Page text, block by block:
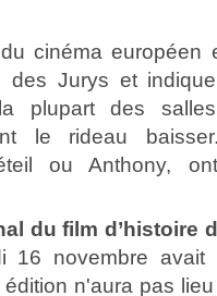
cinéma européen
des Jurys et
plupart des
le rideau
ou Anthony,
du film d’histoire
16 novembre
édition n'aura pas